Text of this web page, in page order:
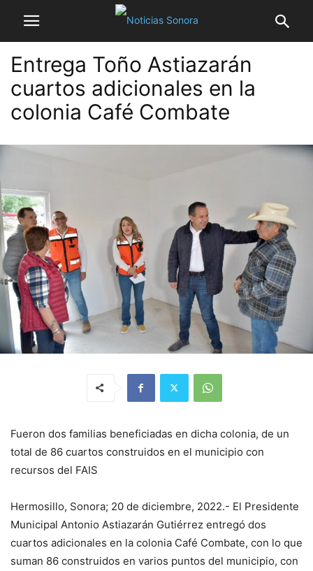
Entrega Toño Astiazarán
cuartos adicionales en la
colonia Café Combate
Fueron dos familias beneficiadas en dicha colonia, de un
total de 86 cuartos construidos en el municipio con
recursos del FAIS
Hermosillo, Sonora; 20 de diciembre, 2022.- El Presidente
Municipal Antonio Astiazarán Gutiérrez entregó dos
cuartos adicionales en la colonia Café Combate, con lo que
suman 86 construidos en varios puntos del municipio, con